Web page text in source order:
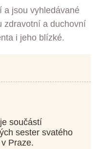
a jsou vyhledávané
zdravotní a duchovní
i jeho blízké.
součástí
sester svatého
Praze.